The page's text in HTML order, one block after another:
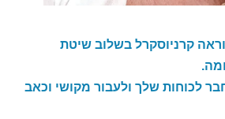
קרניוסקרל בשלוב שיטת
לכוחות שלך ולעבור מקושי וכאב